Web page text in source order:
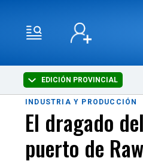
EDICIÓN PROVINCIAL
INDUSTRIA Y PRODUCCIÓN
El dragado
puerto de